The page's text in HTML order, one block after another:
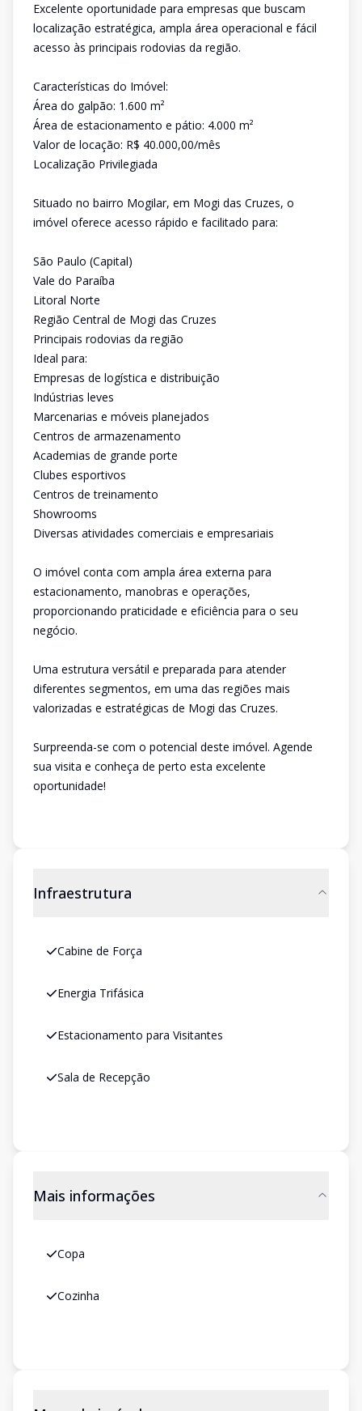
Excelente oportunidade para empresas que buscam
localização estratégica, ampla área operacional e fácil
acesso às principais rodovias da região.
Características do Imóvel:
Área do galpão: 1.600 m²
Área de estacionamento e pátio: 4.000 m²
Valor de locação: R$ 40.000,00/mês
Localização Privilegiada
Situado no bairro Mogilar, em Mogi das Cruzes, o
imóvel oferece acesso rápido e facilitado para:
São Paulo (Capital)
Vale do Paraíba
Litoral Norte
Região Central de Mogi das Cruzes
Principais rodovias da região
Ideal para:
Empresas de logística e distribuição
Indústrias leves
Marcenarias e móveis planejados
Centros de armazenamento
Academias de grande porte
Clubes esportivos
Centros de treinamento
Showrooms
Diversas atividades comerciais e empresariais
O imóvel conta com ampla área externa para
estacionamento, manobras e operações,
proporcionando praticidade e eficiência para o seu
negócio.
Uma estrutura versátil e preparada para atender
diferentes segmentos, em uma das regiões mais
valorizadas e estratégicas de Mogi das Cruzes.
Surpreenda-se com o potencial deste imóvel. Agende
sua visita e conheça de perto esta excelente
oportunidade!
Infraestrutura
Cabine de Força
Energia Trifásica
Estacionamento para Visitantes
Sala de Recepção
Mais informações
Copa
Cozinha